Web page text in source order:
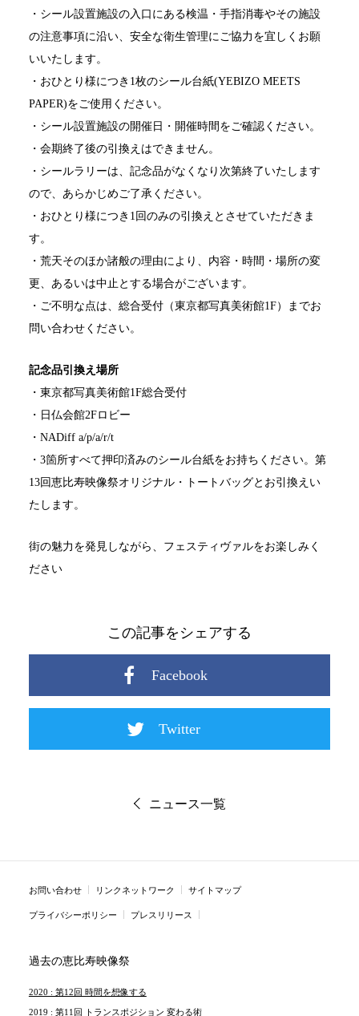
・シール設置施設の入口にある検温・手指消毒やその施設
の注意事項に沿い、安全な衛生管理にご協力を宜しくお願
いいたします。
・おひとり様につき1枚のシール台紙(YEBIZO MEETS
PAPER)をご使用ください。
・シール設置施設の開催日・開催時間をご確認ください。
・会期終了後の引換えはできません。
・シールラリーは、記念品がなくなり次第終了いたします
ので、あらかじめご了承ください。
・おひとり様につき1回のみの引換えとさせていただきま
す。
・荒天そのほか諸般の理由により、内容・時間・場所の変
更、あるいは中止とする場合がございます。
・ご不明な点は、総合受付（東京都写真美術館1F）までお
問い合わせください。
記念品引換え場所
・東京都写真美術館1F総合受付
・日仏会館2Fロビー
・NADiff a/p/a/r/t
・3箇所すべて押印済みのシール台紙をお持ちください。第
13回恵比寿映像祭オリジナル・トートバッグとお引換えい
たします。
街の魅力を発見しながら、フェスティヴァルをお楽しみく
ださい
この記事をシェアする
Facebook
Twitter
ニュース一覧
お問い合わせ リンクネットワーク
サイトマップ
プライバシーポリシー
プレスリリース
過去の恵比寿映像祭
2020 : 第12回 時間を想像する
2019 : 第11回 トランスポジション 変わる術